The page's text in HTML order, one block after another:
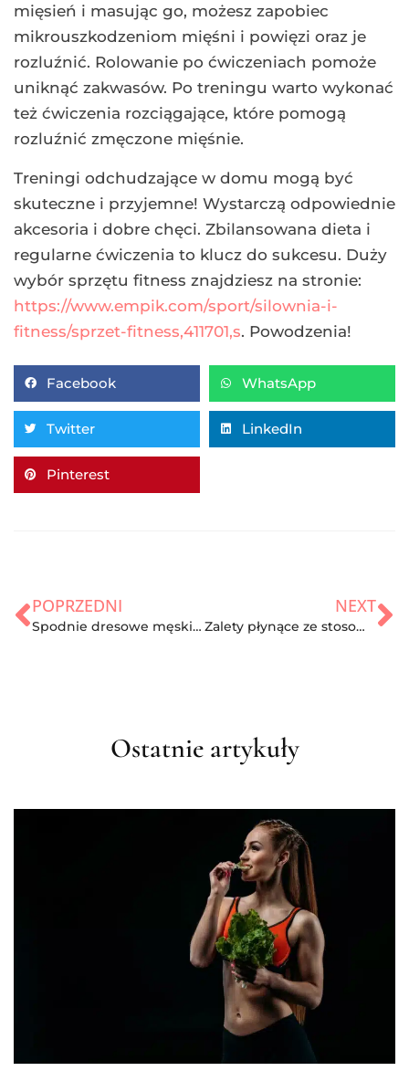
mięsień i masując go, możesz zapobiec
mikrouszkodzeniom mięśni i powięzi oraz je
rozluźnić. Rolowanie po ćwiczeniach pomoże
uniknąć zakwasów. Po treningu warto wykonać
też ćwiczenia rozciągające, które pomogą
rozluźnić zmęczone mięśnie.
Treningi odchudzające w domu mogą być
skuteczne i przyjemne! Wystarczą odpowiednie
akcesoria i dobre chęci. Zbilansowana dieta i
regularne ćwiczenia to klucz do sukcesu. Duży
wybór sprzętu fitness znajdziesz na stronie:
https://www.empik.com/sport/silownia-i-
fitness/sprzet-fitness,411701,s. Powodzenia!
Facebook WhatsApp
Twitter LinkedIn
Pinterest
POPRZEDNI
Spodnie dresowe męskie – jakie wybrać, żeby wyglądać dobrze i czuć się swobodnie?
NEXT
Zalety płynące ze stosowania olejków CBD
Ostatnie artykuły